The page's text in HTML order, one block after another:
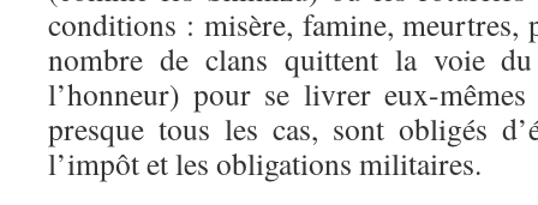
conditions : misère, famine, meurtres,
nombre de clans quittent la voie
l’honneur) pour se livrer eux-
presque tous les cas, sont obligés
l’impôt et les obligations militaires.